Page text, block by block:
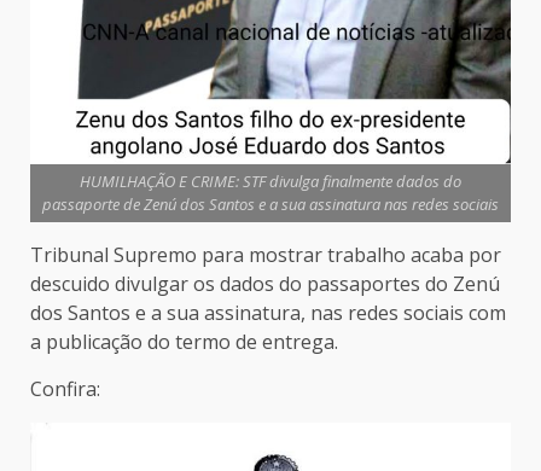
HUMILHAÇÃO E CRIME: STF divulga finalmente dados do
passaporte de Zenú dos Santos e a sua assinatura nas redes sociais
Tribunal Supremo para mostrar trabalho acaba por
descuido divulgar os dados do passaportes do Zenú
dos Santos e a sua assinatura, nas redes sociais com
a publicação do termo de entrega.
Confira: